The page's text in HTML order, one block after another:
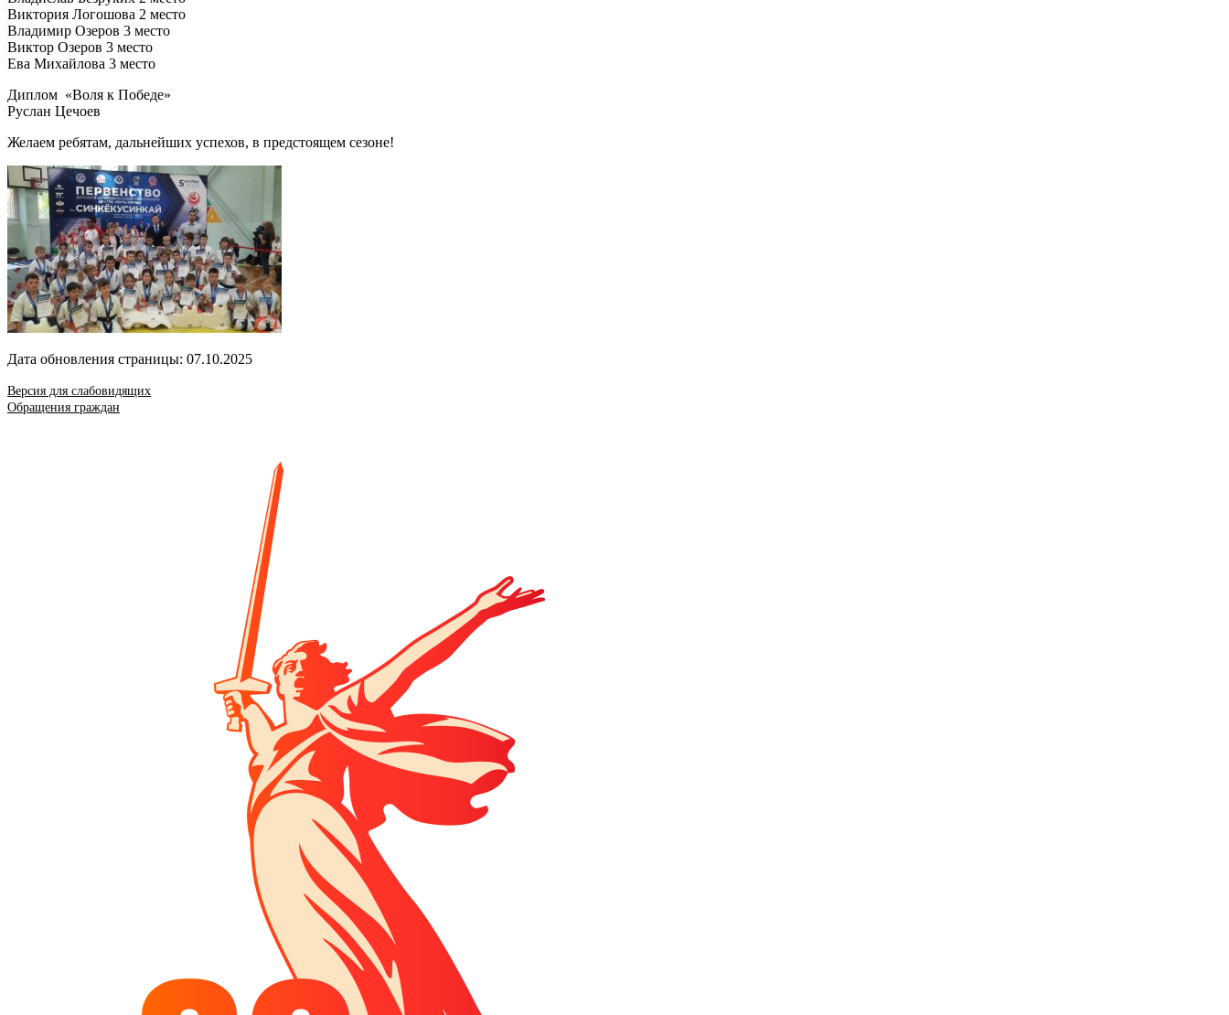
Виктория Логошова 2 место
Владимир Озеров 3 место
Виктор Озеров 3 место
Ева Михайлова 3 место
Диплом «Воля к Победе»
Руслан Цечоев
Желаем ребятам, дальнейших успехов, в предстоящем сезоне!
Дата обновления страницы: 07.10.2025
Версия для слабовидящих
Обращения граждан